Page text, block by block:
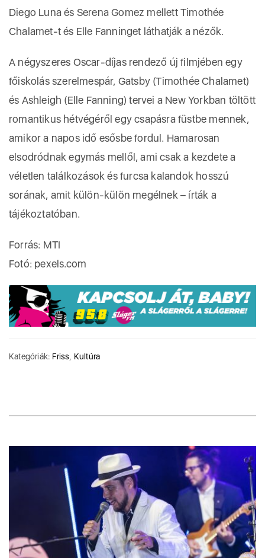
Diego Luna és Serena Gomez mellett Timothée
Chalamet-t és Elle Fanninget láthatják a nézők.
A négyszeres Oscar-díjas rendező új filmjében egy
főiskolás szerelmespár, Gatsby (Timothée Chalamet)
és Ashleigh (Elle Fanning) tervei a New Yorkban töltött
romantikus hétvégéről egy csapásra füstbe mennek,
amikor a napos idő esősbe fordul. Hamarosan
elsodródnak egymás mellől, ami csak a kezdete a
véletlen találkozások és furcsa kalandok hosszú
sorának, amit külön-külön megélnek – írták a
tájékoztatóban.
Forrás: MTI
Fotó: pexels.com
Kategóriák: Friss Kultúra